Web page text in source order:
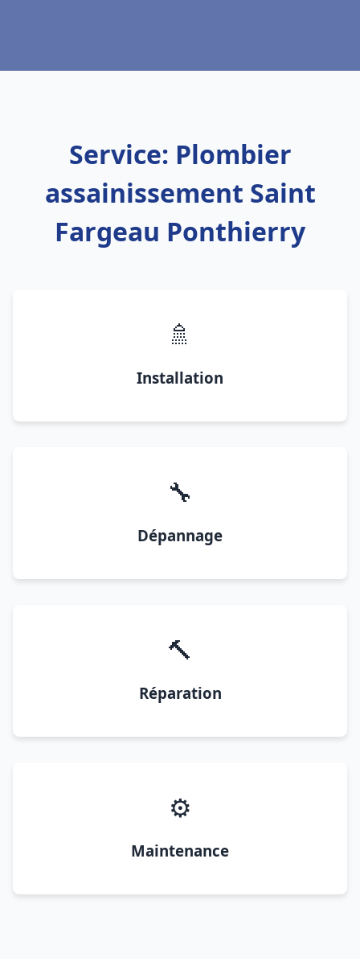
Service: Plombier
assainissement Saint
Fargeau Ponthierry
🚿
Installation
🔧
Dépannage
🔨
Réparation
⚙️
Maintenance